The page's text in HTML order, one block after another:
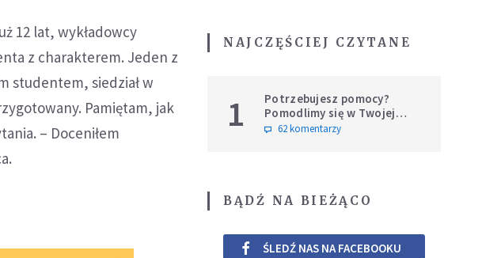
12 lat, wykładowcy
z charakterem. Jeden z
studentem, siedział w
Pamiętam, jak
– Doceniłem
NAJCZĘŚCIEJ CZYTANE
1
Potrzebujesz pomocy?
Pomodlimy się w Twojej
intencji
62 komentarzy
BĄDŹ NA BIEŻĄCO
ŚLEDŹ NAS NA FACEBOOKU